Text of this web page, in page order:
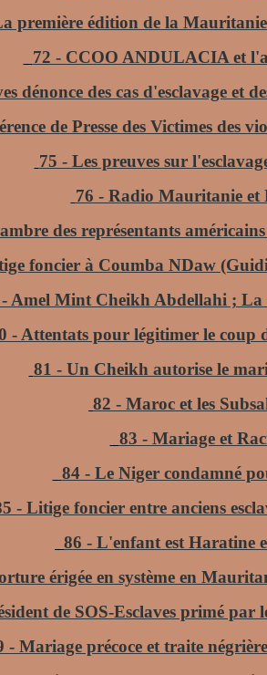
première édition de la
72 - CCOO ANDULACIA et
dénonce des cas d'esclavage et
de Presse des Victimes des
75 - Les preuves sur
76 - Radio Mauritanie et
des représentants
foncier à Coumba NDaw
- Amel Mint Cheikh Abdellahi ;
- Attentats pour légitimer le coup
81 - Un Cheikh autorise le
82 - Maroc et les
83 - Mariage et
84 - Le Niger condamné
- Litige foncier entre anciens
86 - L'enfant est Haratine
érigée en système en
de SOS-Esclaves primé
- Mariage précoce et traite